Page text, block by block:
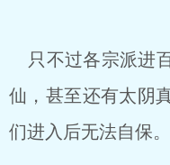
只不过各宗派进
仙，甚至还有太阴
们进入后无法自保。